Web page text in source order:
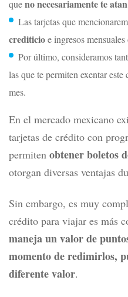
queno necesariamente te
Las tarjetas que
crediticioe ingresos mensuales
Por último, consideramos
las que te permiten exentar
mes.
En el mercado mexicano
tarjetas de crédito con
permiten obtener boletos
otorgan diversas ventajas
Sin embargo, es muy
crédito para viajar es más
maneja un valor de
momento de redimirlos,
diferente valor.